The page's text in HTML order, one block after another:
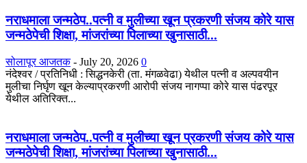
नराधमाला जन्मठेप..पत्नी व मुलीच्या खून प्रकरणी संजय कोरे यास
जन्मठेपेची शिक्षा, मांजरांच्या पिलाच्या खुनासाठी...
सोलापूर आजतक - July 20, 2026 0
नंदेश्वर / प्रतिनिधी : सिद्धनकेरी (ता. मंगळवेढा) येथील पत्नी व अल्पवयीन
मुलीचा निर्घृण खून केल्याप्रकरणी आरोपी संजय नागप्पा कोरे यास पंढरपूर
येथील अतिरिक्त...
नराधमाला जन्मठेप..पत्नी व मुलीच्या खून प्रकरणी संजय कोरे यास
जन्मठेपेची शिक्षा, मांजरांच्या पिलाच्या खुनासाठी...